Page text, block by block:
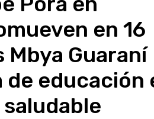
en 16
Guaraní
de educación